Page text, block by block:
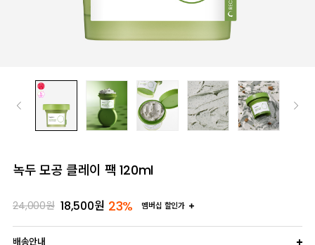
녹두 모공 클레이 팩 120ml
24,000원 18,500원 23% 멤버십 할인가
배송안내